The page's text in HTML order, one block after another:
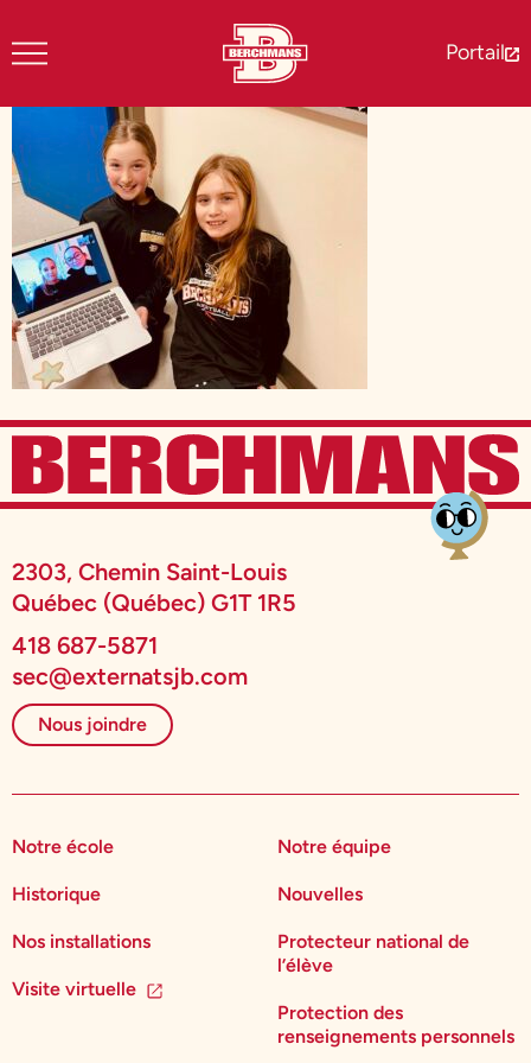
Portail
2303, Chemin Saint-Louis
Québec (Québec) G1T 1R5
418 687-5871
sec@externatsjb.com
Nous joindre
Notre école
Historique
Nos installations
Visite virtuelle
Notre équipe
Nouvelles
Protecteur national de
l’élève
Protection des
renseignements personnels